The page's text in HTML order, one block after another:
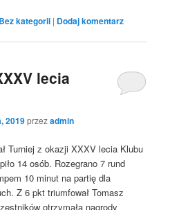
Bez kategorii | Dodaj komentarz
lecia
2019przezadmin
Turniej z okazji XXXV lecia Klubu
14 osób. Rozegrano 7 rund
10 minut na partię dla
Z 6 pkt triumfował Tomasz
otrzymała nagrody